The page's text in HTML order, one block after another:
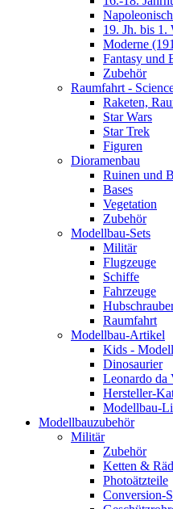
19. Jh. bis 1.
Moderne
Fantasy und
Zubehör
Raumfahrt -
Raketen,
Star Wars
Star Trek
Figuren
Dioramenbau
Ruinen und
Bases
Vegetation
Zubehör
Modellbau-Sets
Militär
Flugzeuge
Schiffe
Fahrzeuge
Raumfahrt
Modellbau-Artikel
Kids -
Dinosaurier
Leonardo da
Hersteller-
Modellbau-
Modellbauzubehör
Militär
Zubehör
Ketten &
Photoätzteile
Conversion-